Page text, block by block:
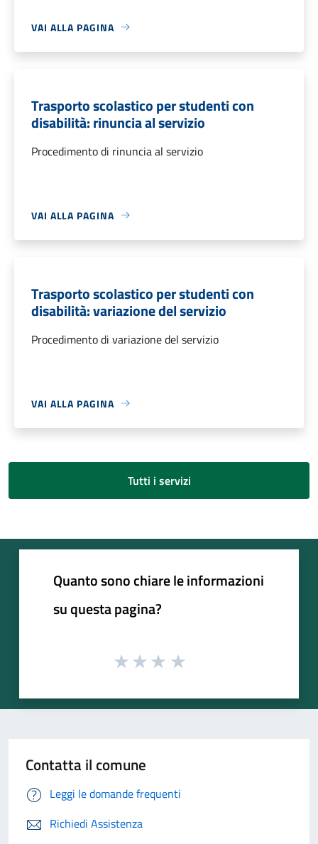
VAI ALLA PAGINA
Trasporto scolastico per studenti con
disabilità: rinuncia al servizio
Procedimento di rinuncia al servizio
VAI ALLA PAGINA
Trasporto scolastico per studenti con
disabilità: variazione del servizio
Procedimento di variazione del servizio
VAI ALLA PAGINA
Tutti i servizi
Quanto sono chiare le informazioni
su questa pagina?
Contatta il comune
Leggi le domande frequenti
Richiedi Assistenza